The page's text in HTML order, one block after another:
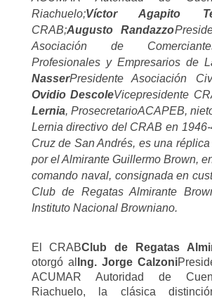
Riachuelo;Víctor Agapito
CRAB;Augusto Randazzo
Asociación de
Profesionales y Empresarios de
NasserPresidente Asociación
Ovidio DescoleVicepresidente
Lernia, ProsecretarioACAPEB,
Lernia directivo del CRAB en
Cruz de San Andrés, es una
por el Almirante Guillermo Brown,
comando naval, consignada en
Club de Regatas Almirante
Instituto Nacional Browniano.
El CRABClub de Regatas
otorgó al Ing. Jorge Calzoni
ACUMAR Autoridad de
Riachuelo, la clásica